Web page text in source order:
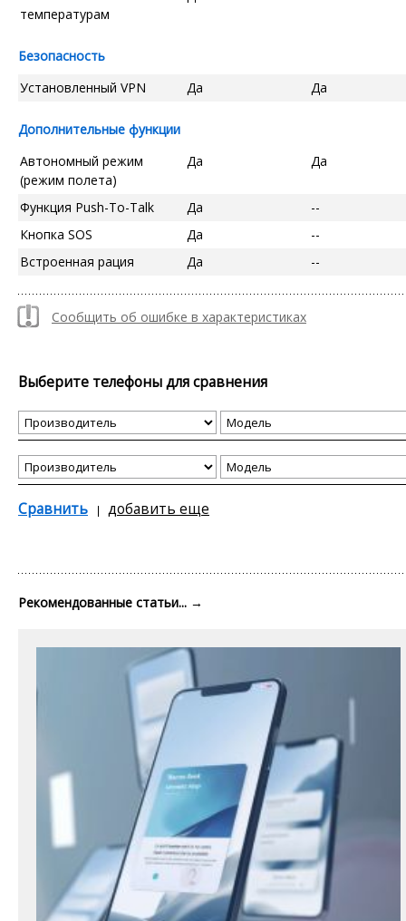
температурам
Безопасность
Установленный VPN
Да Да
Дополнительные функции
Автономный режим
(режим полета)
Да Да
Функция Push-To-Talk Да
--
Кнопка SOS
Да
--
Встроенная рация
Да --
Сообщить об ошибке в характеристиках
Выберите телефоны для сравнения
Сравнить добавить еще
Рекомендованные статьи... →